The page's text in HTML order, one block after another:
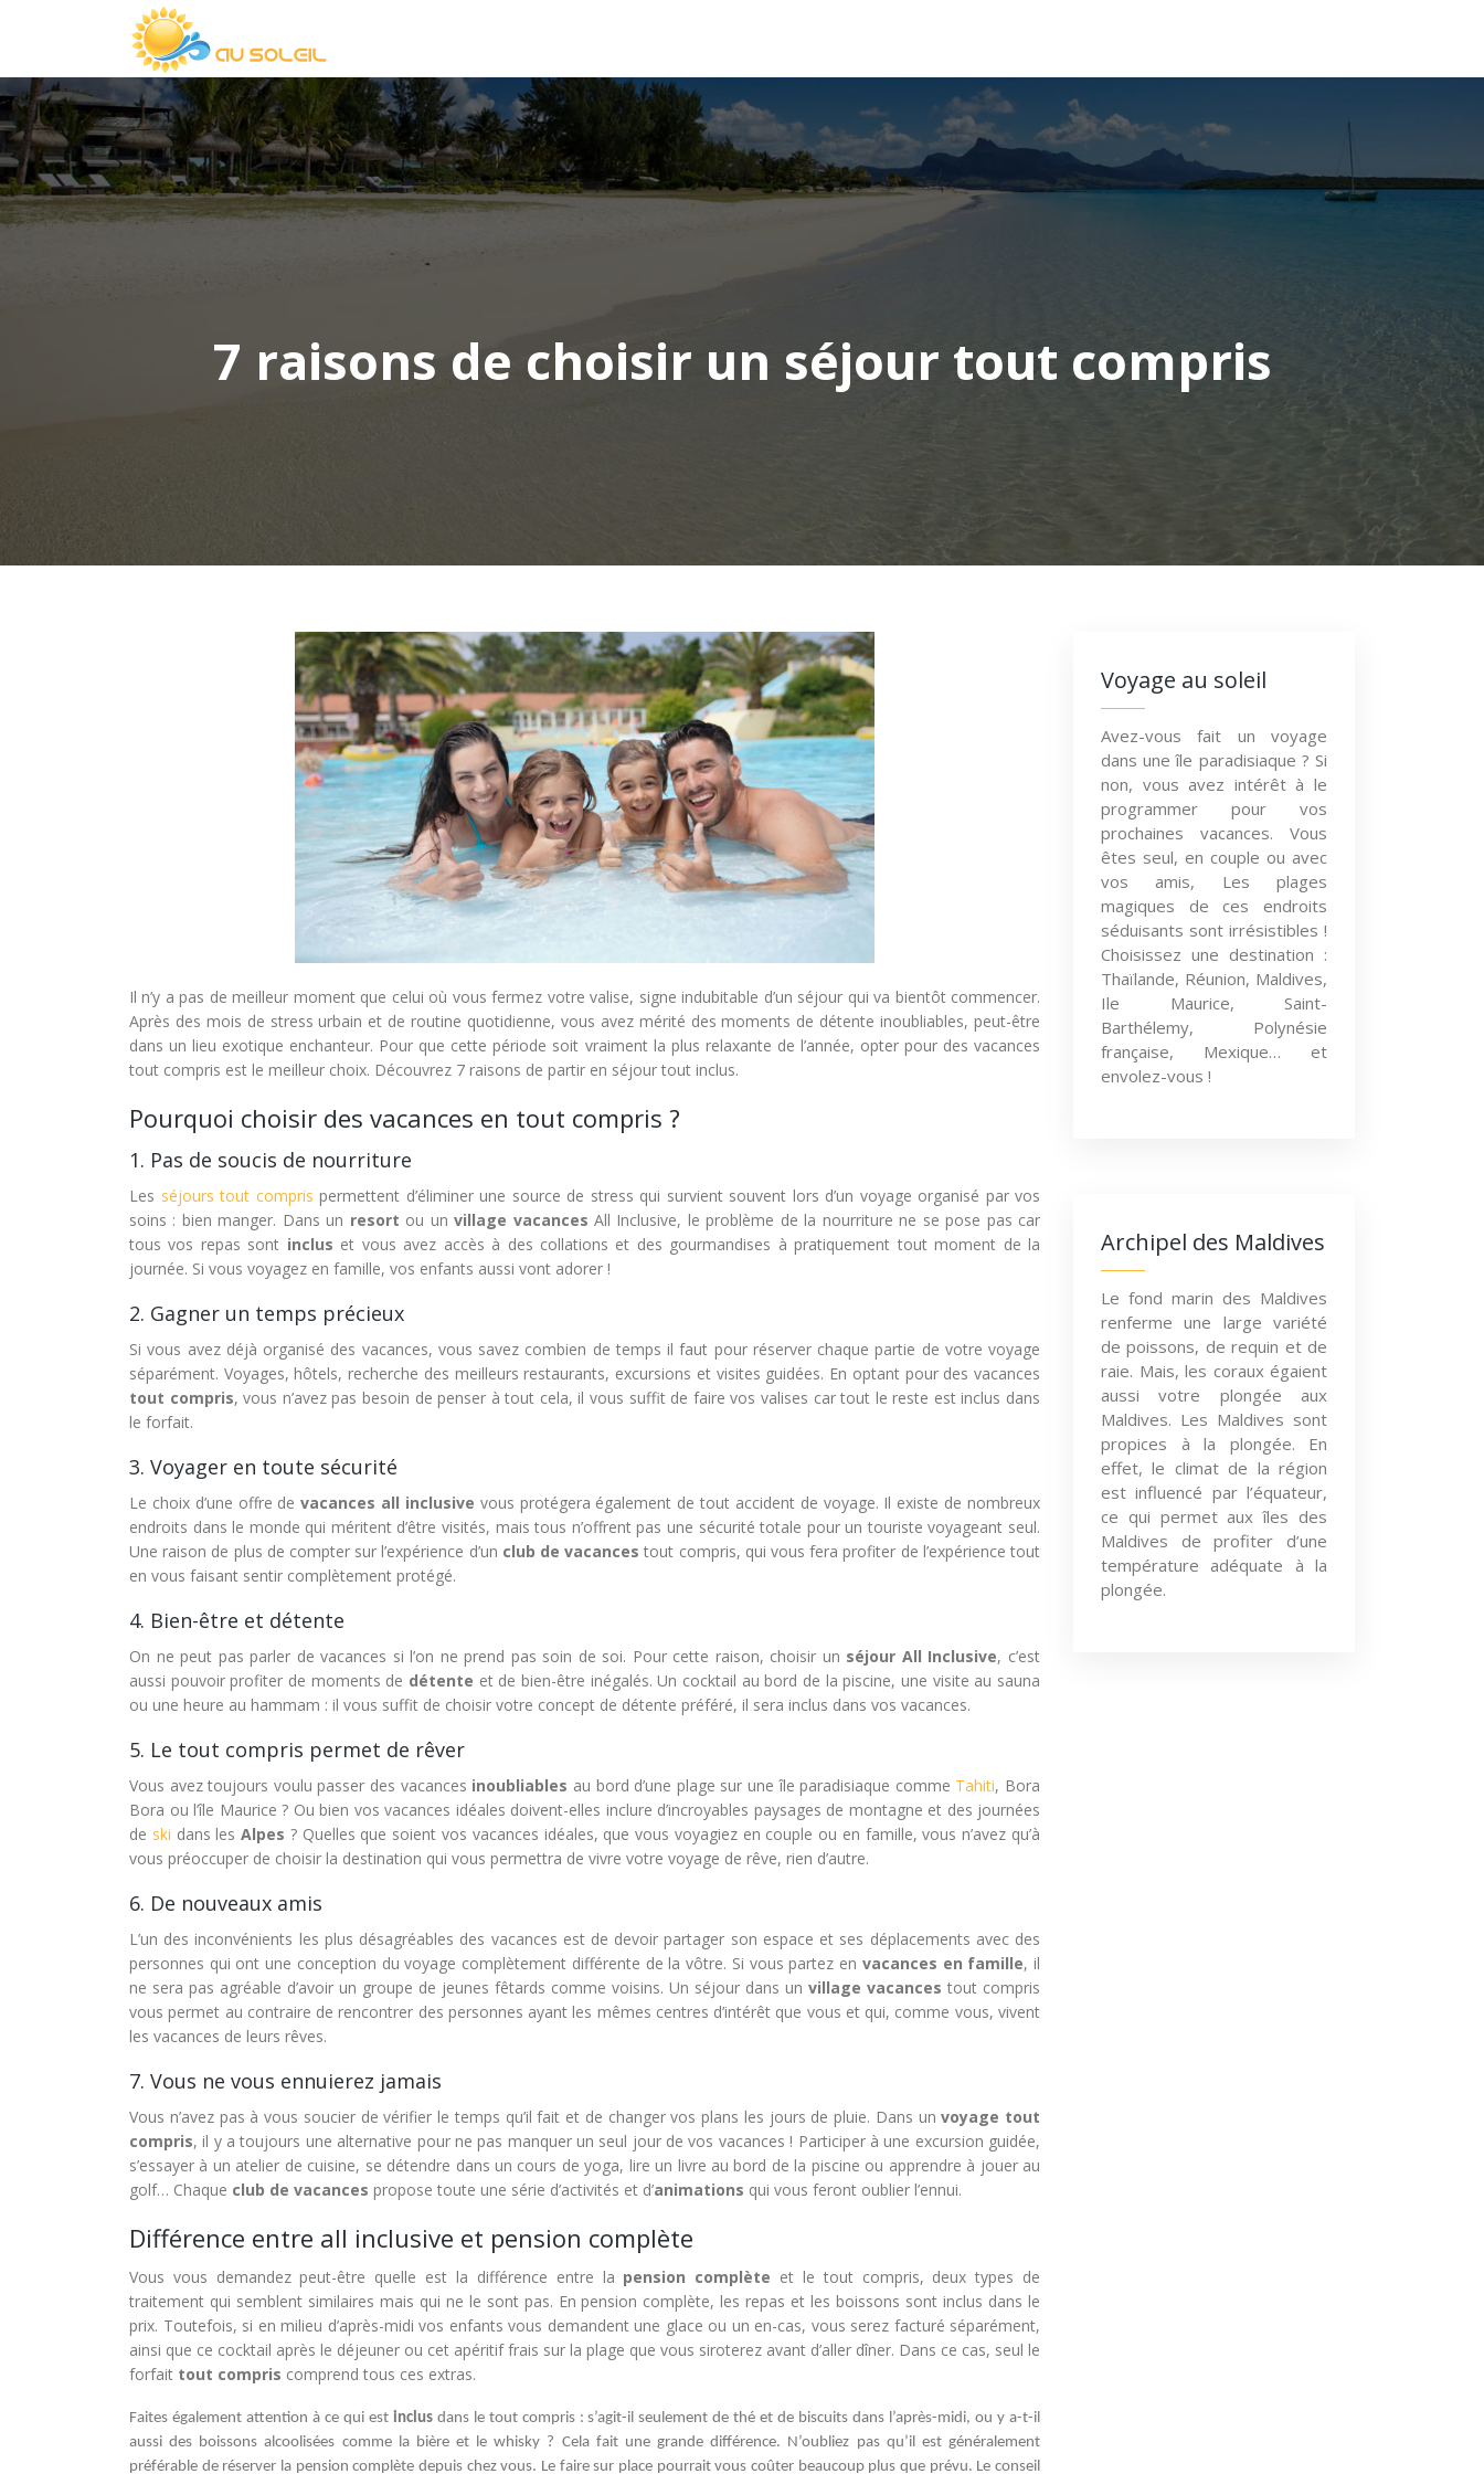
7 raisons de choisir un séjour tout compris
Il n’y a pas de meilleur moment que celui où vous fermez votre valise, signe indubitable d’un séjour qui va bientôt commencer.
Après des mois de stress urbain et de routine quotidienne, vous avez mérité des moments de détente inoubliables, peut-être
dans un lieu exotique enchanteur. Pour que cette période soit vraiment la plus relaxante de l’année, opter pour des vacances
tout compris est le meilleur choix. Découvrez 7 raisons de partir en séjour tout inclus.
Pourquoi choisir des vacances en tout compris ?
1. Pas de soucis de nourriture
Les séjours tout compris permettent d’éliminer une source de stress qui survient souvent lors d’un voyage organisé par vos
soins : bien manger. Dans un resort ou unvillage vacances All Inclusive, le problème de la nourriture ne se pose pas car
tous vos repas sont inclus et vous avez accès à des collations et des gourmandises à pratiquement tout moment de la
journée. Si vous voyagez en famille, vos enfants aussi vont adorer !
2. Gagner un temps précieux
Si vous avez déjà organisé des vacances, vous savez combien de temps il faut pour réserver chaque partie de votre voyage
séparément. Voyages, hôtels, recherche des meilleurs restaurants, excursions et visites guidées. En optant pour des vacances
tout compris, vous n’avez pas besoin de penser à tout cela, il vous suffit de faire vos valises car tout le reste est inclus dans
le forfait.
3. Voyager en toute sécurité
Le choix d’une offre devacances all inclusive vous protégera également de tout accident de voyage. Il existe de nombreux
endroits dans le monde qui méritent d’être visités, mais tous n’offrent pas une sécurité totale pour un touriste voyageant seul.
Une raison de plus de compter sur l’expérience d’un club de vacances tout compris, qui vous fera profiter de l’expérience tout
en vous faisant sentir complètement protégé.
4. Bien-être et détente
On ne peut pas parler de vacances si l’on ne prend pas soin de soi. Pour cette raison, choisir un séjour All Inclusive, c’est
aussi pouvoir profiter de moments de détente et de bien-être inégalés. Un cocktail au bord de la piscine, une visite au sauna
ou une heure au hammam : il vous suffit de choisir votre concept de détente préféré, il sera inclus dans vos vacances.
5. Le tout compris permet de rêver
Vous avez toujours voulu passer des vacances inoubliables au bord d’une plage sur une île paradisiaque comme Tahiti, Bora
Bora ou l’île Maurice ? Ou bien vos vacances idéales doivent-elles inclure d’incroyables paysages de montagne et des journées
de ski dans lesAlpes ? Quelles que soient vos vacances idéales, que vous voyagiez en couple ou en famille, vous n’avez qu’à
vous préoccuper de choisir la destination qui vous permettra de vivre votre voyage de rêve, rien d’autre.
6. De nouveaux amis
L’un des inconvénients les plus désagréables des vacances est de devoir partager son espace et ses déplacements avec des
personnes qui ont une conception du voyage complètement différente de la vôtre. Si vous partez en vacances en famille, il
ne sera pas agréable d’avoir un groupe de jeunes fêtards comme voisins. Un séjour dans un village vacances tout compris
vous permet au contraire de rencontrer des personnes ayant les mêmes centres d’intérêt que vous et qui, comme vous, vivent
les vacances de leurs rêves.
7. Vous ne vous ennuierez jamais
Vous n’avez pas à vous soucier de vérifier le temps qu’il fait et de changer vos plans les jours de pluie. Dans unvoyage tout
compris, il y a toujours une alternative pour ne pas manquer un seul jour de vos vacances ! Participer à une excursion guidée,
s’essayer à un atelier de cuisine, se détendre dans un cours de yoga, lire un livre au bord de la piscine ou apprendre à jouer au
golf… Chaque club de vacances propose toute une série d’activités et d’animations qui vous feront oublier l’ennui.
Différence entre all inclusive et pension complète
Vous vous demandez peut-être quelle est la différence entre la pension complète et le tout compris, deux types de
traitement qui semblent similaires mais qui ne le sont pas. En pension complète, les repas et les boissons sont inclus dans le
prix. Toutefois, si en milieu d’après-midi vos enfants vous demandent une glace ou un en-cas, vous serez facturé séparément,
ainsi que ce cocktail après le déjeuner ou cet apéritif frais sur la plage que vous siroterez avant d’aller dîner. Dans ce cas, seul le
forfait tout compris comprend tous ces extras.
Faites également attention à ce qui est inclusdans le tout compris : s’agit-il seulement de thé et de biscuits dans l’après-midi, ou y a-t-il
aussi des boissons alcoolisées comme la bière et le whisky ? Cela fait une grande différence. N’oubliez pas qu’il est généralement
préférable de réserver la pension complète depuis chez vous. Le faire sur place pourrait vous coûter beaucoup plus que prévu. Le conseil
Voyage au soleil
Avez-vous fait un voyage
dans une île paradisiaque ? Si
non, vous avez intérêt à le
programmer pour vos
prochaines vacances. Vous
êtes seul, en couple ou avec
vos amis, Les plages
magiques de ces endroits
séduisants sont irrésistibles !
Choisissez une destination :
Thaïlande, Réunion, Maldives,
Ile Maurice, Saint-
Barthélemy, Polynésie
française, Mexique… et
envolez-vous !
Archipel des Maldives
Le fond marin des Maldives
renferme une large variété
de poissons, de requin et de
raie. Mais, les coraux égaient
aussi votre plongée aux
Maldives. Les Maldives sont
propices à la plongée. En
effet, le climat de la région
est influencé par l’équateur,
ce qui permet aux îles des
Maldives de profiter d’une
température adéquate à la
plongée.